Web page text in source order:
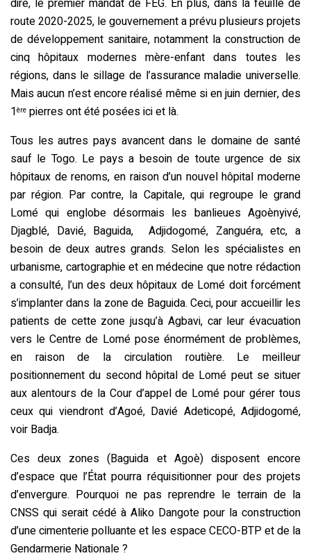
route 2020-2025, le gouvernement a prévu plusieurs projets
de développement sanitaire, notamment la construction de
cinq hôpitaux modernes mère-enfant dans toutes les
régions, dans le sillage de l’assurance maladie universelle.
Mais aucun n’est encore réalisé même si en juin dernier, des
1ère pierres ont été posées ici et là.
Tous les autres pays avancent dans le domaine de santé
sauf le Togo. Le pays a besoin de toute urgence de six
hôpitaux de renoms, en raison d’un nouvel hôpital moderne
par région. Par contre, la Capitale, qui regroupe le grand
Lomé qui englobe désormais les banlieues Agoènyivé,
Djagblé, Davié, Baguida, Adjidogomé, Zanguéra, etc, a
besoin de deux autres grands. Selon les spécialistes en
urbanisme, cartographie et en médecine que notre rédaction
a consulté, l’un des deux hôpitaux de Lomé doit forcément
s’implanter dans la zone de Baguida. Ceci, pour accueillir les
patients de cette zone jusqu’à Agbavi, car leur évacuation
vers le Centre de Lomé pose énormément de problèmes,
en raison de la circulation routière. Le meilleur
positionnement du second hôpital de Lomé peut se situer
aux alentours de la Cour d’appel de Lomé pour gérer tous
ceux qui viendront d’Agoé, Davié Adeticopé, Adjidogomé,
voir Badja.
Ces deux zones (Baguida et Agoè) disposent encore
d’espace que l’État pourra réquisitionner pour des projets
d’envergure. Pourquoi ne pas reprendre le terrain de la
CNSS qui serait cédé à Aliko Dangote pour la construction
d’une cimenterie polluante et les espace CECO-BTP et de la
Gendarmerie Nationale ?